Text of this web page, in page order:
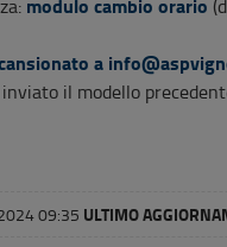
modulo cambio orario
a
il modello
09:35 ULTIMO